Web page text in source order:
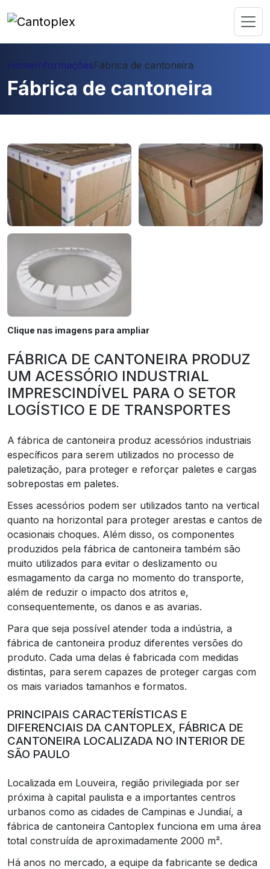
HomeInformaçõesFábrica de cantoneira
Fábrica de cantoneira
Clique nas imagens para ampliar
FÁBRICA DE CANTONEIRA PRODUZ
UM ACESSÓRIO INDUSTRIAL
IMPRESCINDÍVEL PARA O SETOR
LOGÍSTICO E DE TRANSPORTES
A fábrica de cantoneira produz acessórios industriais
específicos para serem utilizados no processo de
paletização, para proteger e reforçar paletes e cargas
sobrepostas em paletes.
Esses acessórios podem ser utilizados tanto na vertical
quanto na horizontal para proteger arestas e cantos de
ocasionais choques. Além disso, os componentes
produzidos pela fábrica de cantoneira também são
muito utilizados para evitar o deslizamento ou
esmagamento da carga no momento do transporte,
além de reduzir o impacto dos atritos e,
consequentemente, os danos e as avarias.
Para que seja possível atender toda a indústria, a
fábrica de cantoneira produz diferentes versões do
produto. Cada uma delas é fabricada com medidas
distintas, para serem capazes de proteger cargas com
os mais variados tamanhos e formatos.
PRINCIPAIS CARACTERÍSTICAS E
DIFERENCIAIS DA CANTOPLEX, FÁBRICA DE
CANTONEIRA LOCALIZADA NO INTERIOR DE
SÃO PAULO
Localizada em Louveira, região privilegiada por ser
próxima à capital paulista e a importantes centros
urbanos como as cidades de Campinas e Jundiaí, a
fábrica de cantoneira Cantoplex funciona em uma área
total construída de aproximadamente 2000 m².
Há anos no mercado, a equipe da fabricante se dedica